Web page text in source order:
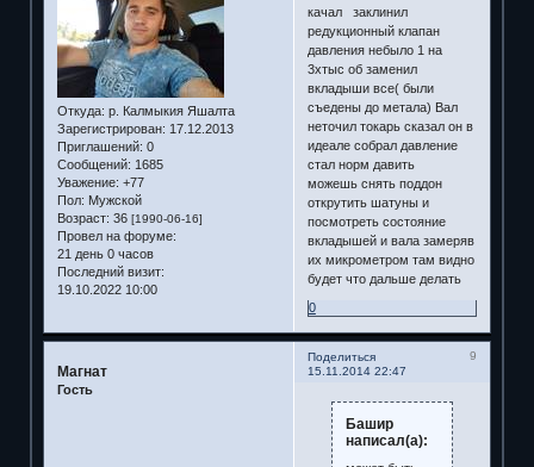
Откуда: р. Калмыкия Яшалта
Зарегистрирован: 17.12.2013
Приглашений: 0
Сообщений: 1685
Уважение: +77
Пол: Мужской
Возраст: 36 [1990-06-16]
Провел на форуме:
21 день 0 часов
Последний визит:
19.10.2022 10:00
качал заклинил
редукционный клапан
давления небыло 1 на
3хтыс об заменил
вкладыши все( были
съедены до метала) Вал
неточил токарь сказал он в
идеале собрал давление
стал норм давить
можешь снять поддон
открутить шатуны и
посмотреть состояние
вкладышей и вала замеряв
их микрометром там видно
будет что дальше делать
0
Поделиться
9
15.11.2014 22:47
Магнат
Гость
Башир
написал(а):